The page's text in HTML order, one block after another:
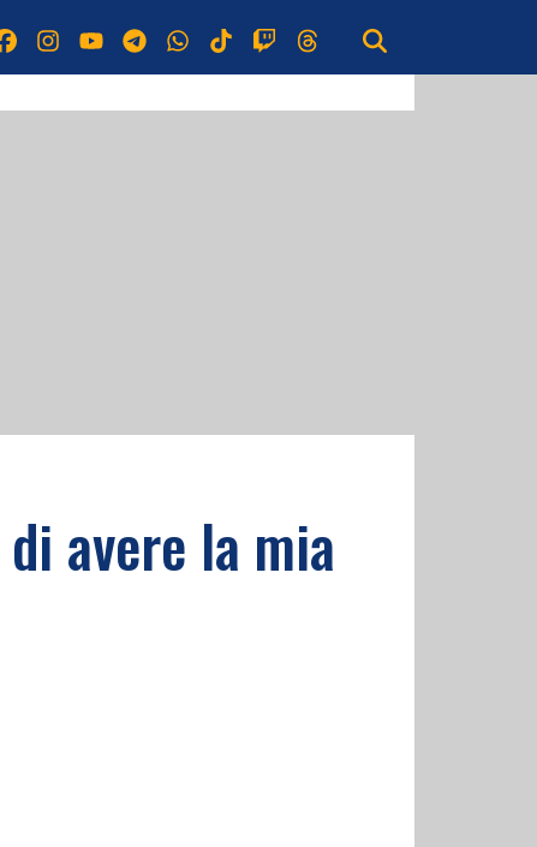
avere la mia